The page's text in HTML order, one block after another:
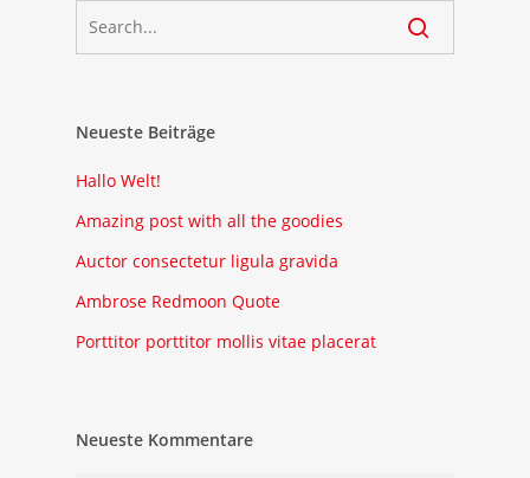
Neueste Beiträge
Hallo Welt!
Amazing post with all the goodies
Auctor consectetur ligula gravida
Ambrose Redmoon Quote
Porttitor porttitor mollis vitae placerat
Neueste Kommentare